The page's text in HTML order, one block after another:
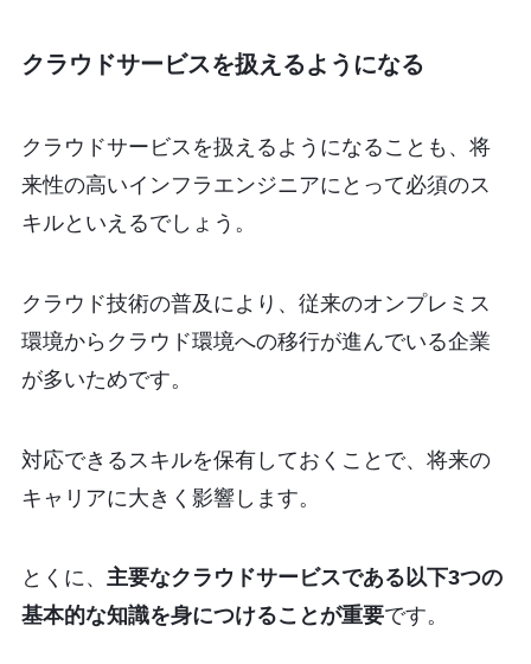
クラウドサービスを扱えるようになる
クラウドサービスを扱えるようになることも、将
来性の高いインフラエンジニアにとって必須のス
キルといえるでしょう。
クラウド技術の普及により、従来のオンプレミス
環境からクラウド環境への移行が進んでいる企業
が多いためです。
対応できるスキルを保有しておくことで、将来の
キャリアに大きく影響します。
とくに、 主要なクラウドサービスである以下3つの
基本的な知識を身につけることが重要です。